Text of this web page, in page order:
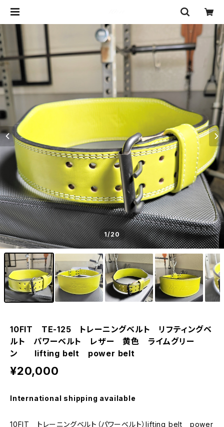
1/20
10FIT TE-125 トレーニングベルト リフティングベ
ルト パワーベルト レザー 黄色 ライムグリー
ン lifting belt power belt
¥20,000
International shipping available
10FIT トレーニングベルト（パワーベルト）lifting belt power